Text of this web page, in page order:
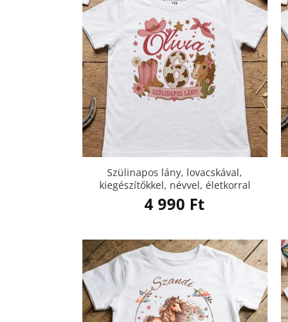
Szülinapos lány, lovacskával,
kiegészítőkkel, névvel, életkorral
4 990 Ft